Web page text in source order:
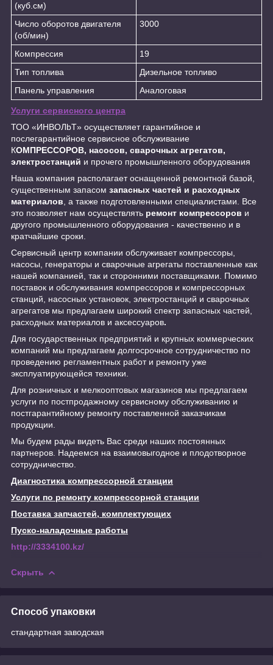
(куб.см)
Число оборотов двигателя
(об/мин)
3000
Компрессия
19
Тип топлива
Дизельное топливо
Панель управления
Аналоговая
Услуги сервисного центра
ТОО «ИНBOЛbT» осуществляет гарантийное и
послегарантийное сервисное обслуживание
КОМПРЕССОРОВ, насосов, сварочных агрегатов,
электростанций и прочего промышленного оборудования
Наша компания располагает оснащенной ремонтной базой,
существенным запасом запасных частей и расходных
материалов , а также подготовленными специалистами. Все
это позволяет нам осуществлять ремонт компрессоров и
другого промышленного оборудования - качественно и в
кратчайшие сроки.
Сервисный центр компании обслуживает компрессоры,
насосы, генераторы и сварочные агрегаты поставленные как
нашей компанией, так и сторонними поставщиками. Помимо
поставок и обслуживания компрессоров и компрессорных
станций, насосных установок, электростанций и сварочных
агрегатов мы предлагаем широкий спектр запасных частей,
расходных материалов и аксессуаров.
Для государственных предприятий и крупных коммерческих
компаний мы предлагаем долгосрочное сотрудничество по
проведению регламентных работ и ремонту уже
эксплуатирующейся техники.
Для розничных и мелкооптовых магазинов мы предлагаем
услуги по постпродажному сервисному обслуживанию и
постгарантийному ремонту поставленной заказчикам
продукции.
Мы будем рады видеть Вас среди наших постоянных
партнеров. Надеемся на взаимовыгодное и плодотворное
сотрудничество.
Диагностика компрессорной станции
Услуги по ремонту компрессорной станции
Поставка запчастей, комплектующих
Пуско-наладочные работы
http://3334100.kz/
Скрыть
Способ упаковки
стандартная заводская